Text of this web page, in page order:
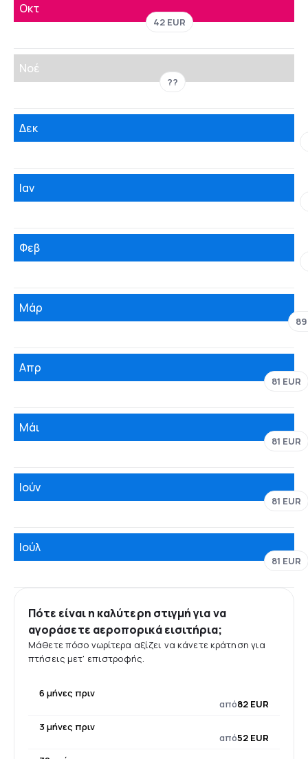
Οκτ
42 EUR
Νοέ
??
Δεκ
Ιαν
Φεβ
Μάρ
Απρ
81 EUR
Μάι
81 EUR
Ιούν
81 EUR
Ιούλ
81 EUR
Πότε είναι η καλύτερη στιγμή για να
αγοράσετε αεροπορικά εισιτήρια;
Μάθετε πόσο νωρίτερα αξίζει να κάνετε κράτηση για
πτήσεις μετ' επιστροφής.
6 μήνες πριν
από82 EUR
3 μήνες πριν
από52 EUR